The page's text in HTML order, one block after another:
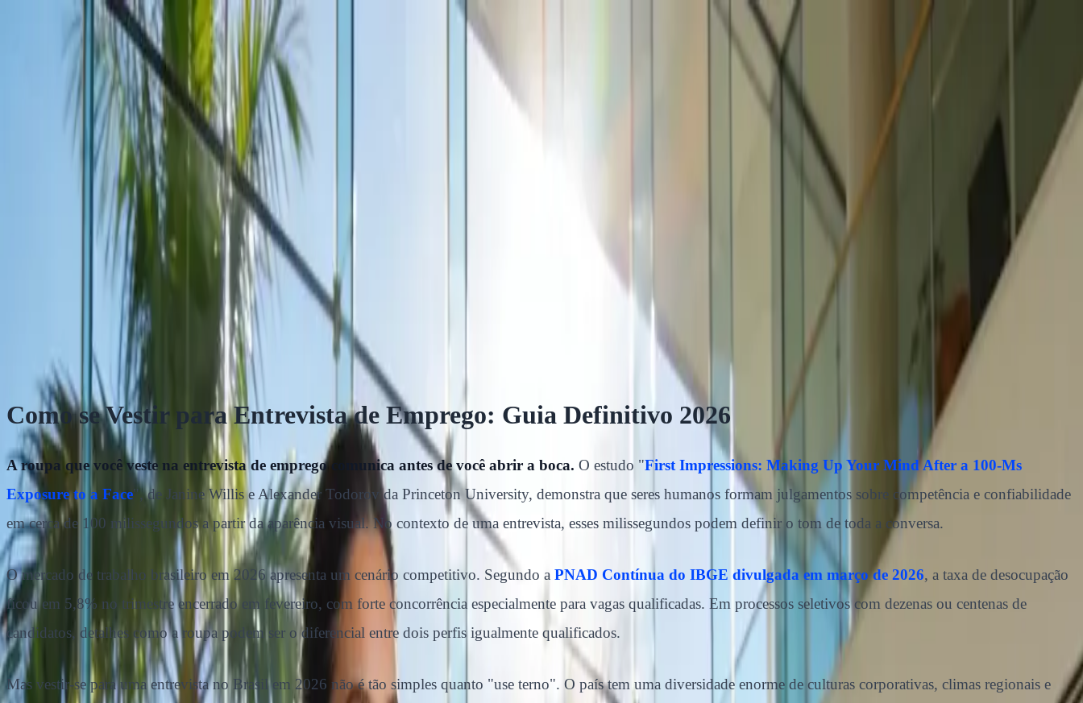
Como se Vestir para Entrevista de Emprego em 2026
roupa-entrevista moda-profissional dress-code-trabalho
Como se Vestir para Entrevista de Emprego em 2026
min de leitura
Como se Vestir para Entrevista de Emprego: Guia Definitivo 2026
A roupa que você veste na entrevista de emprego comunica antes de você abrir a boca. O estudo "First Impressions: Making Up Your Mind After a 100-Ms
Exposure to a Face", de Janine Willis e Alexander Todorov da Princeton University, demonstra que seres humanos formam julgamentos sobre competência e confiabilidade
em cerca de 100 milissegundos a partir da aparência visual. No contexto de uma entrevista, esses milissegundos podem definir o tom de toda a conversa.
O mercado de trabalho brasileiro em 2026 apresenta um cenário competitivo. Segundo a PNAD Contínua do IBGE divulgada em março de 2026, a taxa de desocupação
ficou em 5,8% no trimestre encerrado em fevereiro, com forte concorrência especialmente para vagas qualificadas. Em processos seletivos com dezenas ou centenas de
candidatos, detalhes como a roupa podem ser o diferencial entre dois perfis igualmente qualificados.
Mas vestir-se para uma entrevista no Brasil em 2026 não é tão simples quanto "use terno". O país tem uma diversidade enorme de culturas corporativas, climas regionais e